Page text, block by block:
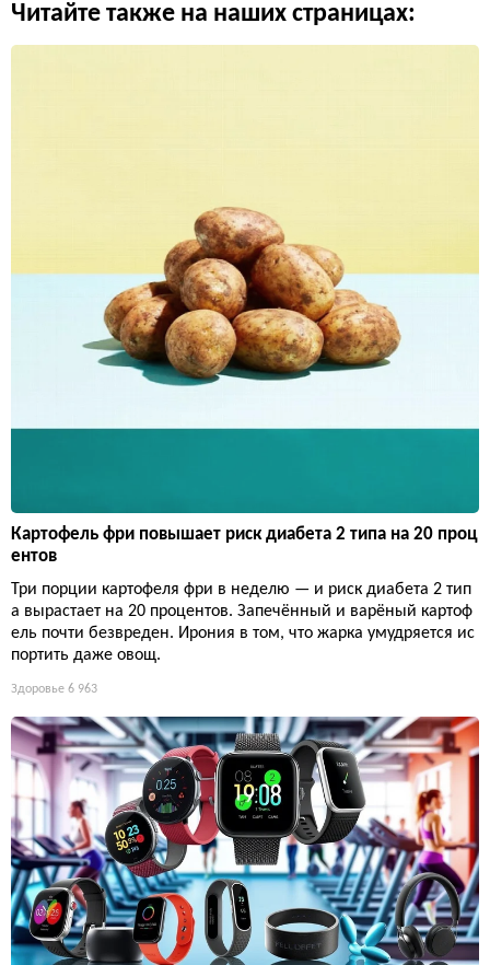
Читайте также на наших страницах:
Картофель фри повышает риск диабета 2 типа на 20 проц
ентов
Три порции картофеля фри в неделю — и риск диабета 2 тип
а вырастает на 20 процентов. Запечённый и варёный картоф
ель почти безвреден. Ирония в том, что жарка умудряется ис
портить даже овощ.
Здоровье 6 963